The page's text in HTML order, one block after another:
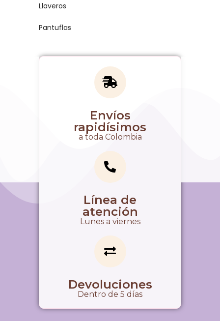
Llaveros
Pantuflas
Envíos
rapidísimos
a toda Colombia
Línea de
atención
Lunes a viernes
Devoluciones
Dentro de 5 días